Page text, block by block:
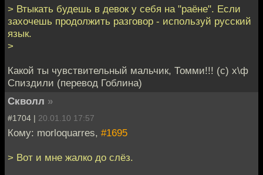
> Втыкать будешь в девок у себя на "раёне". Если
захочешь продолжить разговор - используй русский
язык.
>
Какой ты чувствительный мальчик, Томми!!! (с) х\ф
Спиздили (перевод Гоблина)
Скволл »
#1704 | 20.01.10 17:57
Кому: morloquarres, #1695
> Вот и мне жалко до слёз.